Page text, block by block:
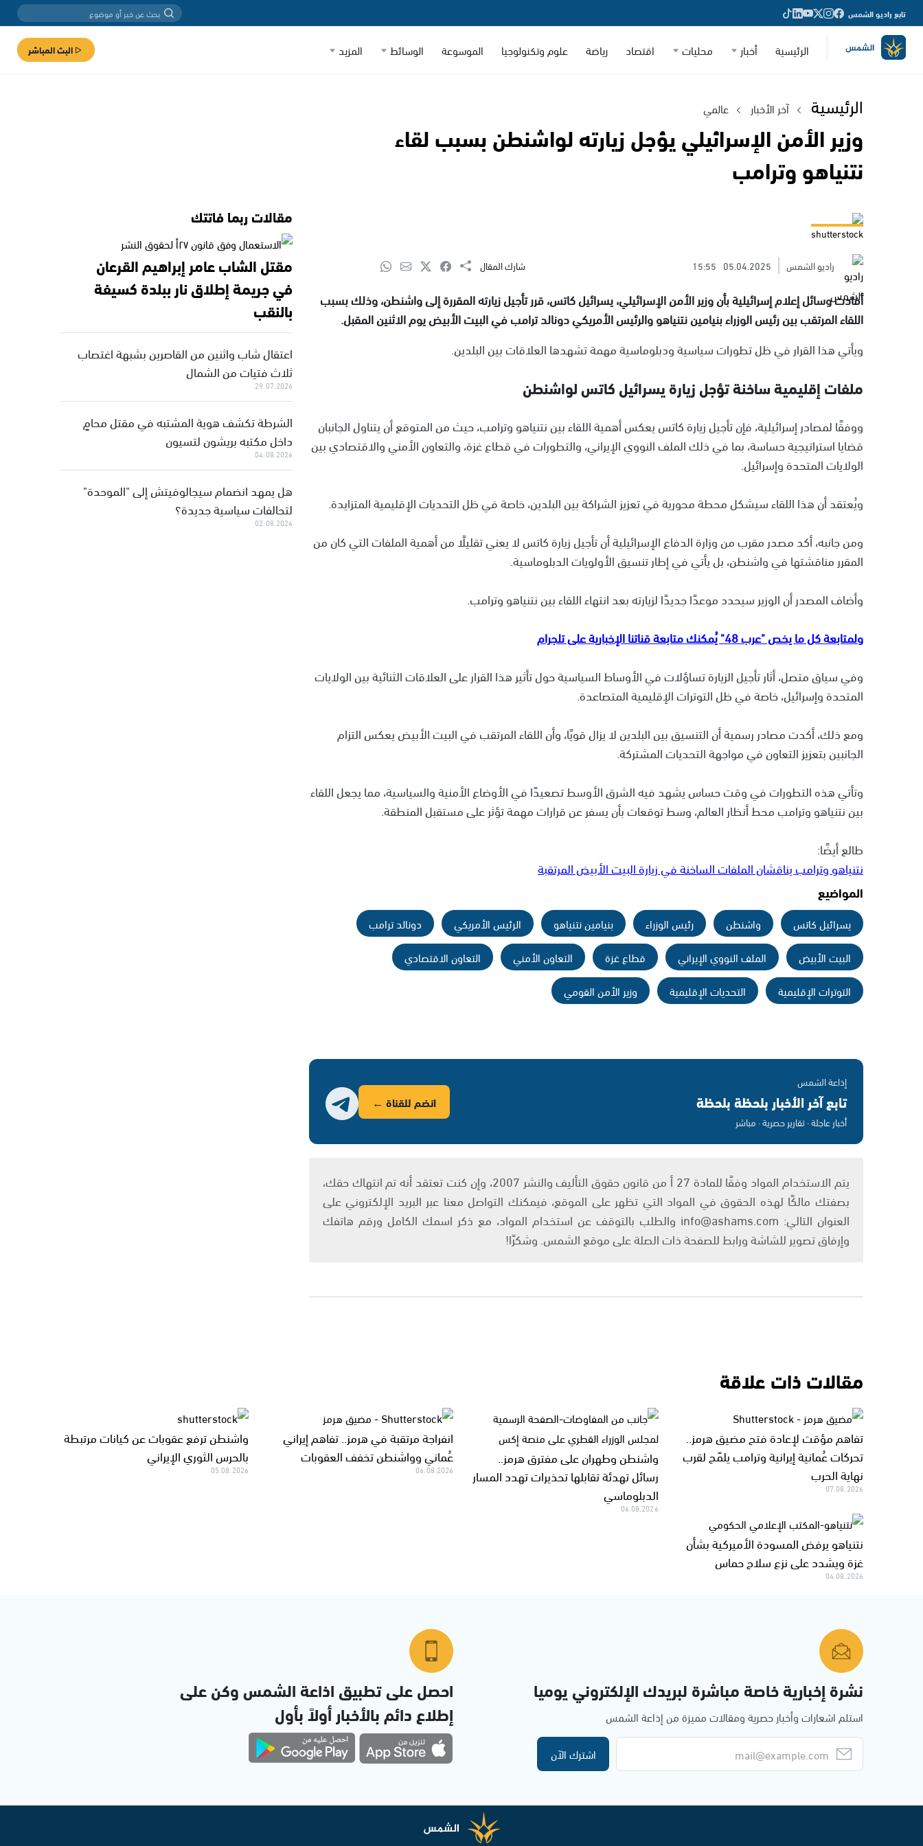
تابع راديو الشمس
الرئيسية أخبار محليات اقتصاد رياضة علوم وتكنولوجيا الموسوعة الوسائط المزيد البث المباشر
الرئيسية آخر الأخبار عالمي
وزير الأمن الإسرائيلي يؤجل زيارته لواشنطن بسبب لقاء
نتنياهو وترامب
shutterstock
راديو الشمس
05.04.2025
15:55 شارك المقال
أفادت وسائل إعلام إسرائيلية بأن وزير الأمن الإسرائيلي، يسرائيل كاتس، قرر تأجيل زيارته المقررة إلى واشنطن، وذلك بسبب
اللقاء المرتقب بين رئيس الوزراء بنيامين نتنياهو والرئيس الأمريكي دونالد ترامب في البيت الأبيض يوم الاثنين المقبل.
ويأتي هذا القرار في ظل تطورات سياسية ودبلوماسية مهمة تشهدها العلاقات بين البلدين.
ملفات إقليمية ساخنة تؤجل زيارة يسرائيل كاتس لواشنطن
ووفقًا لمصادر إسرائيلية، فإن تأجيل زيارة كاتس يعكس أهمية اللقاء بين نتنياهو وترامب، حيث من المتوقع أن يتناول الجانبان
قضايا استراتيجية حساسة، بما في ذلك الملف النووي الإيراني، والتطورات في قطاع غزة، والتعاون الأمني والاقتصادي بين
الولايات المتحدة وإسرائيل.
ويُعتقد أن هذا اللقاء سيشكل محطة محورية في تعزيز الشراكة بين البلدين، خاصة في ظل التحديات الإقليمية المتزايدة.
ومن جانبه، أكد مصدر مقرب من وزارة الدفاع الإسرائيلية أن تأجيل زيارة كاتس لا يعني تقليلًا من أهمية الملفات التي كان من
المقرر مناقشتها في واشنطن، بل يأتي في إطار تنسيق الأولويات الدبلوماسية.
وأضاف المصدر أن الوزير سيحدد موعدًا جديدًا لزيارته بعد انتهاء اللقاء بين نتنياهو وترامب.
ولمتابعة كل ما يخص "عرب 48" يُمكنك متابعة قناتنا الإخبارية على تلجرام
وفي سياق متصل، أثار تأجيل الزيارة تساؤلات في الأوساط السياسية حول تأثير هذا القرار على العلاقات الثنائية بين الولايات
المتحدة وإسرائيل، خاصة في ظل التوترات الإقليمية المتصاعدة.
ومع ذلك، أكدت مصادر رسمية أن التنسيق بين البلدين لا يزال قويًا، وأن اللقاء المرتقب في البيت الأبيض يعكس التزام
الجانبين بتعزيز التعاون في مواجهة التحديات المشتركة.
وتأتي هذه التطورات في وقت حساس يشهد فيه الشرق الأوسط تصعيدًا في الأوضاع الأمنية والسياسية، مما يجعل اللقاء
بين نتنياهو وترامب محط أنظار العالم، وسط توقعات بأن يسفر عن قرارات مهمة تؤثر على مستقبل المنطقة.
طالع أيضًا:
نتنياهو وترامب يناقشان الملفات الساخنة في زيارة البيت الأبيض المرتقبة
المواضيع
يسرائيل كاتس واشنطن رئيس الوزراء بنيامين نتنياهو الرئيس الأمريكي
دونالد ترامب
البيت الأبيض
الملف النووي الإيراني قطاع غزة التعاون الأمني
التعاون الاقتصادي
التوترات الإقليمية
التحديات الإقليمية وزير الأمن القومي
إذاعة الشمس
تابع آخر الأخبار بلحظة بلحظة
أخبار عاجلة · تقارير حصرية · مباشر
انضم للقناة ←
يتم الاستخدام المواد وفقًا للمادة 27 أ من قانون حقوق التأليف والنشر 2007، وإن كنت تعتقد أنه تم انتهاك حقك،
بصفتك مالكًا لهذه الحقوق في المواد التي تظهر على الموقع، فيمكنك التواصل معنا عبر البريد الإلكتروني على
العنوان التالي: info@ashams.com والطلب بالتوقف عن استخدام المواد، مع ذكر اسمك الكامل ورقم هاتفك
وإرفاق تصوير للشاشة ورابط للصفحة ذات الصلة على موقع الشمس. وشكرًا!
مقالات ربما فاتتك
مقتل الشاب عامر إبراهيم القرعان
في جريمة إطلاق نار ببلدة كسيفة
بالنقب
اعتقال شاب واثنين من القاصرين بشبهة اغتصاب
ثلاث فتيات من الشمال
29.07.2026
الشرطة تكشف هوية المشتبه في مقتل محامٍ
داخل مكتبه بريشون لتسيون
04.08.2026
هل يمهد انضمام سيجالوفيتش إلى "الموحدة"
لتحالفات سياسية جديدة؟
02.08.2026
مقالات ذات علاقة
تفاهم مؤقت لإعادة فتح مضيق هرمز..
تحركات عُمانية إيرانية وترامب يلمّح لقرب
نهاية الحرب
07.08.2026
واشنطن وطهران على مفترق هرمز..
رسائل تهدئة تقابلها تحذيرات تهدد المسار
الدبلوماسي
06.08.2026
انفراجة مرتقبة في هرمز.. تفاهم إيراني
عُماني وواشنطن تخفف العقوبات
06.08.2026
واشنطن ترفع عقوبات عن كيانات مرتبطة
بالحرس الثوري الإيراني
05.08.2026
نتنياهو يرفض المسودة الأميركية بشأن
غزة ويشدد على نزع سلاح حماس
04.08.2026
نشرة إخبارية خاصة مباشرة لبريدك الإلكتروني يوميا
استلم اشعارات وأخبار حصرية ومقالات مميزة من إذاعة الشمس
اشترك الآن
احصل على تطبيق اذاعة الشمس وكن على
إطلاع دائم بالأخبار أولاً بأول